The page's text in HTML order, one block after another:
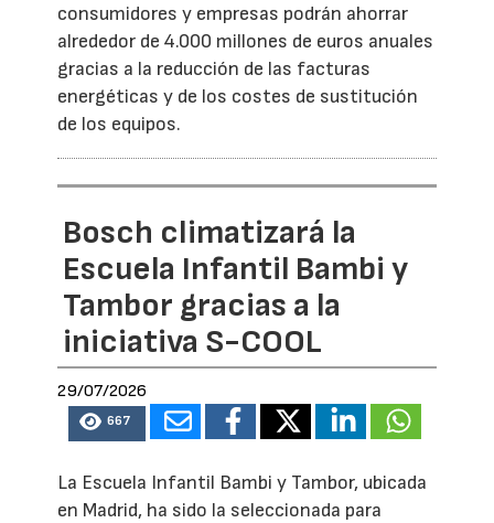
consumidores y empresas podrán ahorrar
alrededor de 4.000 millones de euros anuales
gracias a la reducción de las facturas
energéticas y de los costes de sustitución
de los equipos.
Bosch climatizará la
Escuela Infantil Bambi y
Tambor gracias a la
iniciativa S-COOL
29/07/2026
667
La Escuela Infantil Bambi y Tambor, ubicada
en Madrid, ha sido la seleccionada para